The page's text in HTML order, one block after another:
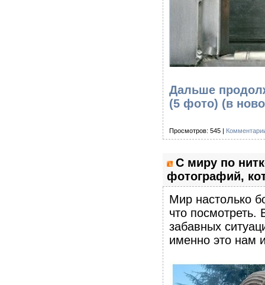
Дальше
(5 фото) (в
Просмотров: 545 |
С миру по
фотографий,
Мир настолько
что посмотреть.
забавных
именно это нам